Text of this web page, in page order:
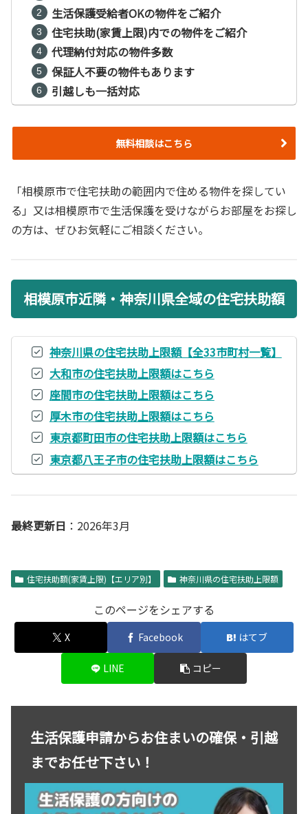
生活保護受給者OKの物件をご紹介
住宅扶助(家賃上限)内での物件をご紹介
代理納付対応の物件多数
保証人不要の物件もあります
引越しも一括対応
無料相談はこちら
「相模原市で住宅扶助の範囲内で住める物件を探してい
る」又は相模原市で生活保護を受けながらお部屋をお探し
の方は、ぜひお気軽にご相談ください。
相模原市近隣・神奈川県全域の住宅扶助額
神奈川県の住宅扶助上限額【全33市町村一覧】
大和市の住宅扶助上限額はこちら
座間市の住宅扶助上限額はこちら
厚木市の住宅扶助上限額はこちら
東京都町田市の住宅扶助上限額はこちら
東京都八王子市の住宅扶助上限額はこちら
最終更新日 ：2026年3月
住宅扶助額(家賃上限)【エリア別】 神奈川県の住宅扶助上限額
このページをシェアする
X Facebook はてブ
LINE コピー
生活保護申請からお住まいの確保・引越
までお任せ下さい！